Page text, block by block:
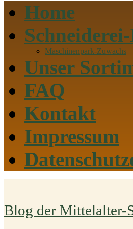
Home
Maschinenpark-Zuwachs
Unser
FAQ
Kontakt
Impressum
Blog der Mittelalter-